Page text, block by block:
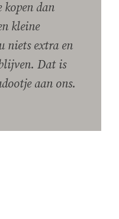
kopen dan
kleine
niets extra en
Dat is
aan ons.